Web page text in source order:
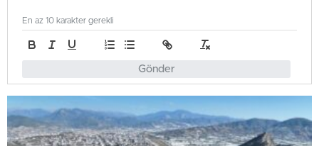
Gönder
En az 10 karakter gerekli